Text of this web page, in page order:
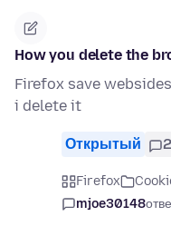
How you delete the
Firefox save
i delete it
Открытый 2
Firefox
mjoe30148